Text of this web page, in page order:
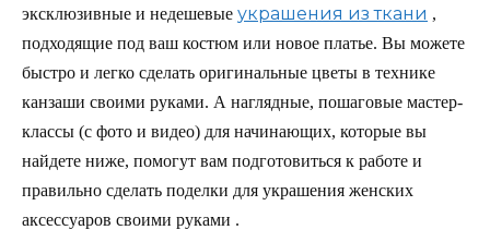
эксклюзивные и недешевые украшения из ткани ,
подходящие под ваш костюм или новое платье. Вы можете
быстро и легко сделать оригинальные цветы в технике
канзаши своими руками. А наглядные, пошаговые мастер-
классы (с фото и видео) для начинающих, которые вы
найдете ниже, помогут вам подготовиться к работе и
правильно сделать поделки для украшения женских
аксессуаров своими руками .